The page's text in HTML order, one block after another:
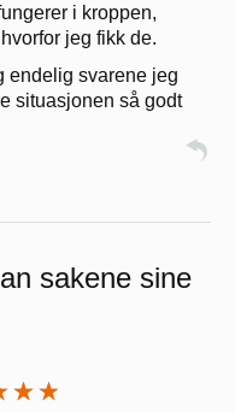
i kroppen,
jeg fikk de.
endelig svarene jeg
situasjonen så godt
sakene sine